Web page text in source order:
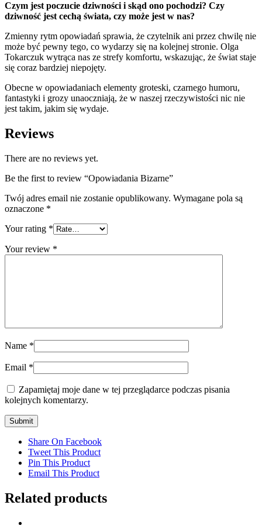
Czym jest poczucie dziwności i skąd ono pochodzi? Czy
dziwność jest cechą świata, czy może jest w nas?
Zmienny rytm opowiadań sprawia, że czytelnik ani przez chwilę nie
może być pewny tego, co wydarzy się na kolejnej stronie. Olga
Tokarczuk wytrąca nas ze strefy komfortu, wskazując, że świat staje
się coraz bardziej niepojęty.
Obecne w opowiadaniach elementy groteski, czarnego humoru,
fantastyki i grozy unaoczniają, że w naszej rzeczywistości nic nie
jest takim, jakim się wydaje.
Reviews
There are no reviews yet.
Be the first to review “Opowiadania Bizarne”
Twój adres email nie zostanie opublikowany. Wymagane pola są
oznaczone *
Your rating *
Your review *
Name *
Email *
Zapamiętaj moje dane w tej przeglądarce podczas pisania
kolejnych komentarzy.
Share On Facebook
Tweet This Product
Pin This Product
Email This Product
Related products